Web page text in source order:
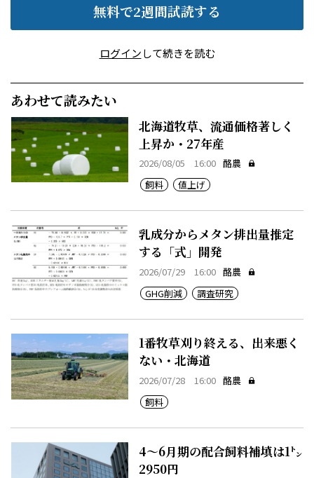
無料で2週間試読する
ログインして続きを読む
あわせて読みたい
北海道牧草、流通価格著しく
上昇か・27年産
2026/08/05 16:00 酪農
飼料
値上げ
乳成分からメタン排出量推定
する「式」開発
2026/07/29 16:00 酪農
GHG削減
調査研究
1番牧草刈り終える、出来悪く
ない・北海道
2026/07/28 16:00 酪農
飼料
4～6月期の配合飼料補填は1㌧
2950円